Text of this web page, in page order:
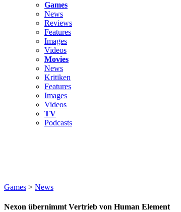
Games
News
Reviews
Features
Images
Videos
Movies
News
Kritiken
Features
Images
Videos
TV
Podcasts
Games > News
Nexon übernimmt Vertrieb von Human Element